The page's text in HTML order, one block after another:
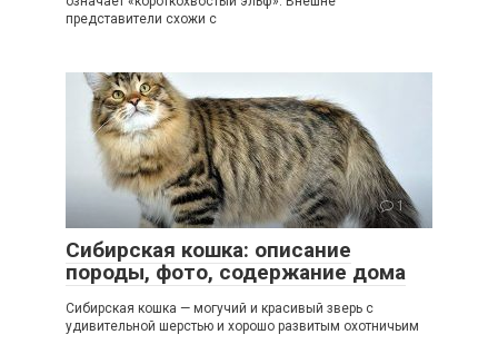
представители схожи с
1
Сибирская кошка: описание
породы, фото, содержание дома
Сибирская кошка — могучий и красивый зверь с
удивительной шерстью и хорошо развитым охотничьим